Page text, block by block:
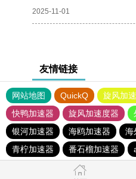
2025-11-01
友情链接
网站地图 QuickQ 旋风加
快鸭加速器
旋风加速度器
银河加速器
海鸥加速器 海
青柠加速器
番石榴加速器